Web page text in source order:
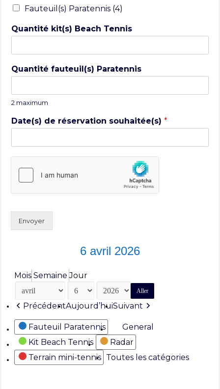
Fauteuil(s) Paratennis (4)
Quantité kit(s) Beach Tennis
Quantité fauteuil(s) Paratennis
2 maximum
Date(s) de réservation souhaitée(s)*
Envoyer
6 avril 2026
Mois Semaine Jour
Mois
Jour
Année
PrécédentAujourd’huiSuivant
Catégories
Fauteuil Paratennis
General
Kit Beach Tennis
Radar
Terrain mini-tennis Toutes les catégories